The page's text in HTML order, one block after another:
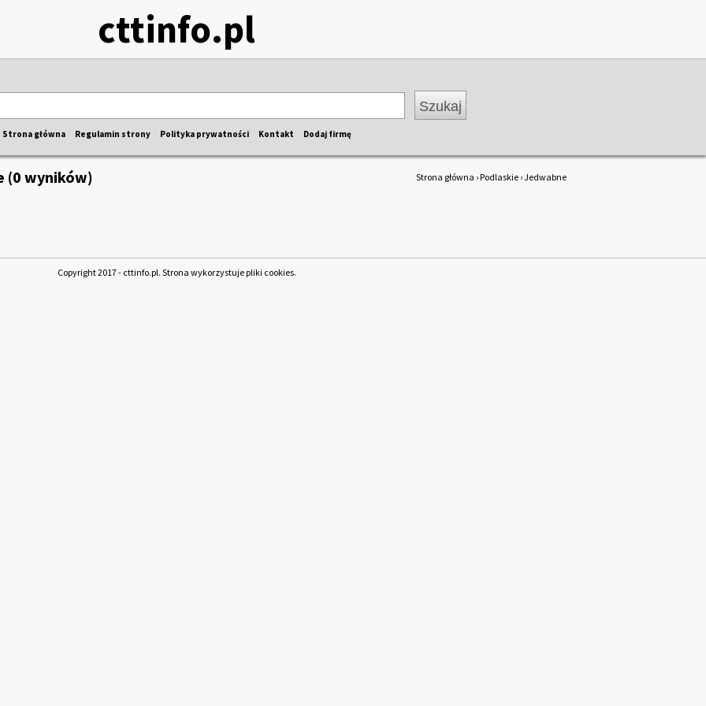
cttinfo.pl
Strona główna Regulamin strony Polityka prywatności Kontakt Dodaj firmę
Strona główna ›Podlaskie › Jedwabne
(0 wyników)
Copyright 2017 - cttinfo.pl. Strona wykorzystuje pliki cookies.